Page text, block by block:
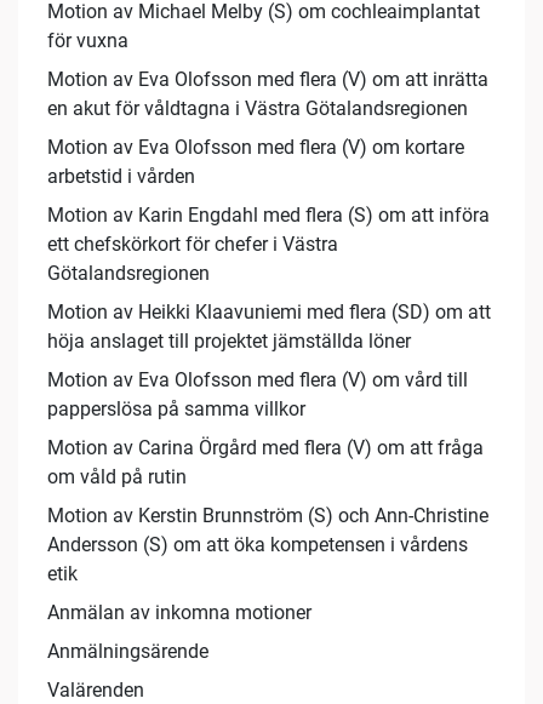
Motion av Michael Melby (S) om cochleaimplantat
för vuxna
Motion av Eva Olofsson med flera (V) om att inrätta
en akut för våldtagna i Västra Götalandsregionen
Motion av Eva Olofsson med flera (V) om kortare
arbetstid i vården
Motion av Karin Engdahl med flera (S) om att införa
ett chefskörkort för chefer i Västra
Götalandsregionen
Motion av Heikki Klaavuniemi med flera (SD) om att
höja anslaget till projektet jämställda löner
Motion av Eva Olofsson med flera (V) om vård till
papperslösa på samma villkor
Motion av Carina Örgård med flera (V) om att fråga
om våld på rutin
Motion av Kerstin Brunnström (S) och Ann-Christine
Andersson (S) om att öka kompetensen i vårdens
etik
Anmälan av inkomna motioner
Anmälningsärende
Valärenden